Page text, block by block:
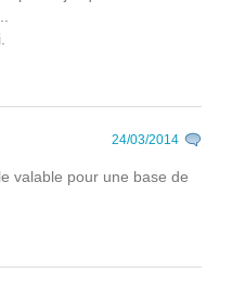
24/03/2014
valable pour une base de